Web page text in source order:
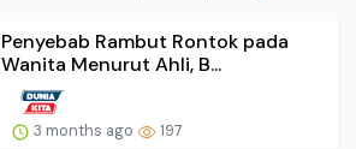
Penyebab Rambut Rontok pada
Wanita Menurut Ahli, B...
3 months ago 197